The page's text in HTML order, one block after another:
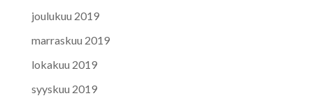
joulukuu 2019
marraskuu 2019
lokakuu 2019
syyskuu 2019